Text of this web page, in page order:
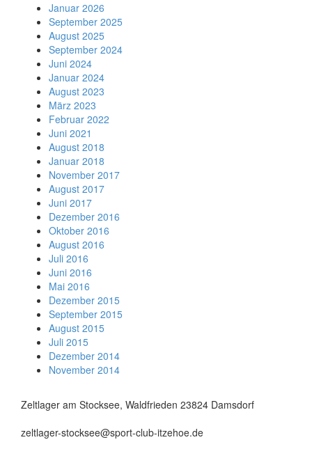
Januar 2026
September 2025
August 2025
September 2024
Juni 2024
Januar 2024
August 2023
März 2023
Februar 2022
Juni 2021
August 2018
Januar 2018
November 2017
August 2017
Juni 2017
Dezember 2016
Oktober 2016
August 2016
Juli 2016
Juni 2016
Mai 2016
Dezember 2015
September 2015
August 2015
Juli 2015
Dezember 2014
November 2014
Zeltlager am Stocksee, Waldfrieden 23824 Damsdorf
zeltlager-stocksee@sport-club-itzehoe.de